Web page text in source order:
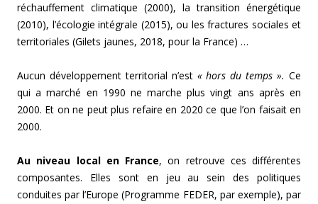
réchauffement climatique (2000), la transition énergétique
(2010), l’écologie intégrale (2015), ou les fractures sociales et
territoriales (Gilets jaunes, 2018, pour la France) …
Aucun développement territorial n’est « hors du temps ». Ce
qui a marché en 1990 ne marche plus vingt ans après en
2000. Et on ne peut plus refaire en 2020 ce que l’on faisait en
2000.
Au niveau local en France, on retrouve ces différentes
composantes. Elles sont en jeu au sein des politiques
conduites par l’Europe (Programme FEDER, par exemple), par